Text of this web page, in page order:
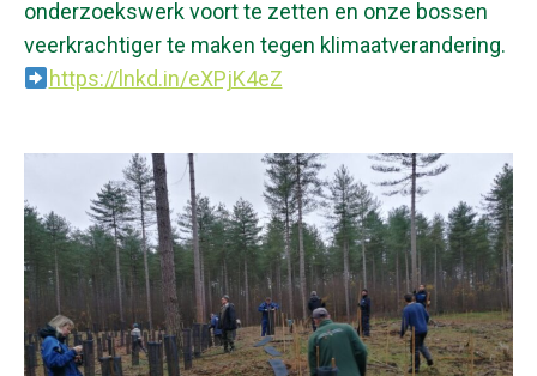
onderzoekswerk voort te zetten en onze bossen
veerkrachtiger te maken tegen klimaatverandering.
https://lnkd.in/eXPjK4eZ